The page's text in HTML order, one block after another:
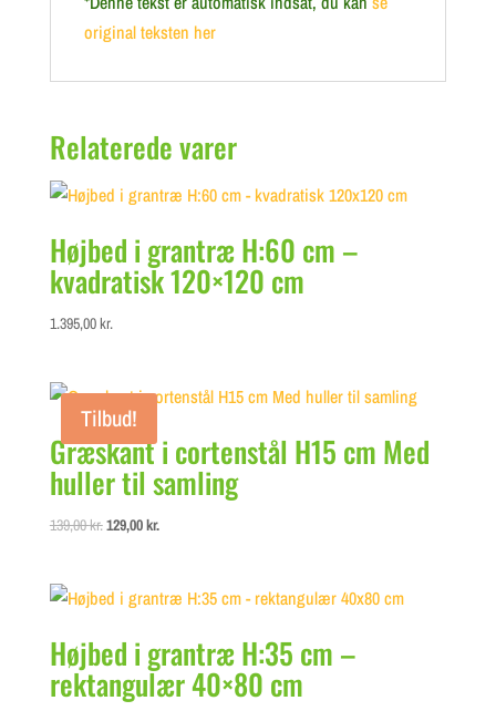
original teksten her
Relaterede varer
Højbed i grantræ H:60 cm –
kvadratisk 120×120 cm
1.395,00kr.
Tilbud!
Græskant i cortenstål H15 cm Med
huller til samling
139,00kr.Original
139,00 kr..
129,00kr.Current
129,00 kr..
Højbed i grantræ H:35 cm –
rektangulær 40×80 cm